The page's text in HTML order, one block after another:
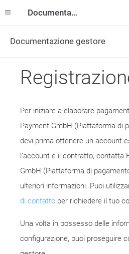
Documentazione
Documentazione gestore
Per iniziare a elaborare
Payment GmbH (Piattaforma di
devi prima ottenere un account
l’account e il contratto, contatta
GmbH (Piattaforma di
ulteriori informazioni. Puoi
di contatto per richiedere il tuo
Una volta in possesso delle
configurazione, puoi proseguire